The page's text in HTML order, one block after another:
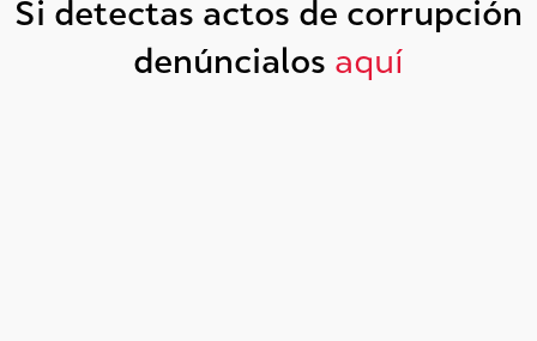
Si detectas actos de corrupción
denúncialos aquí